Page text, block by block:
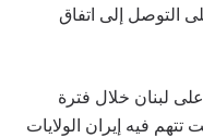
التوصل إلى اتفاق
لبنان خلال فترة
تتهم فيه إيران الولايات